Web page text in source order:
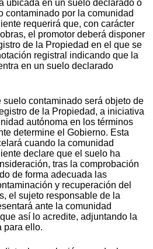
ubicada en un suelo declarado o
contaminado por la comunidad
requerirá que, con carácter
el promotor deberá disponer
de la Propiedad en el que se
registral indicando que la
en un suelo declarado
contaminado será objeto de
de la Propiedad, a iniciativa
autónoma en los términos
determine el Gobierno. Esta
cuando la comunidad
declare que el suelo ha
tras la comprobación
de forma adecuada las
y recuperación del
el sujeto responsable de la
ante la comunidad
así lo acredite, adjuntando la
para ello.